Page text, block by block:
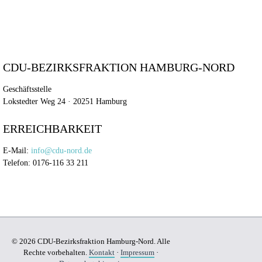
CDU-BEZIRKSFRAKTION HAMBURG-NORD
Geschäftsstelle
Lokstedter Weg 24 · 20251 Hamburg
ERREICHBARKEIT
E-Mail: info@cdu-nord.de
Telefon: 0176-116 33 211
© 2026 CDU-Bezirksfraktion Hamburg-Nord. Alle
Rechte vorbehalten. Kontakt· Impressum·